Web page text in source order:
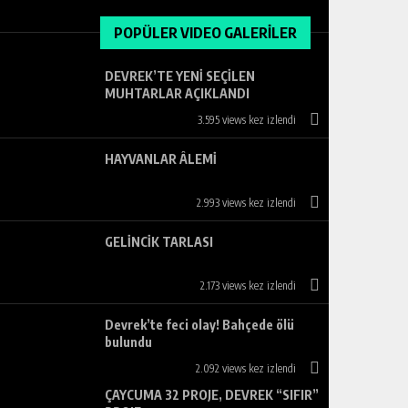
POPÜLER VIDEO GALERİLER
DEVREK’TE YENİ SEÇİLEN
MUHTARLAR AÇIKLANDI
3.595 views kez izlendi
HAYVANLAR ÂLEMİ
2.993 views kez izlendi
GELİNCİK TARLASI
2.173 views kez izlendi
Devrek’te feci olay! Bahçede ölü
bulundu
2.092 views kez izlendi
ÇAYCUMA 32 PROJE, DEVREK “SIFIR”